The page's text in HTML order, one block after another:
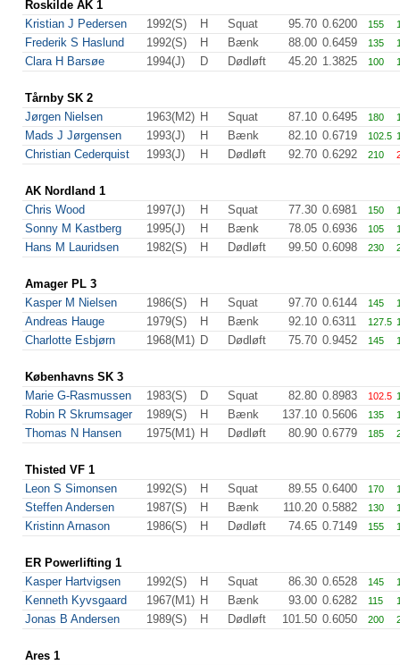
Roskilde AK 1
Kristian J Pedersen
1992(S) H Squat 95.70 0.6200 155
Frederik S Haslund 1992(S) H Bænk 88.00 0.6459 135
Clara H Barsøe 1994(J) D Dødløft 45.20 1.3825 100
Tårnby SK 2
Jørgen Nielsen
1963(M2) H Squat 87.10 0.6495 180
Mads J Jørgensen 1993(J) H Bænk 82.10 0.6719 102.5
Christian Cederquist 1993(J) H Dødløft 92.70 0.6292 210
AK Nordland 1
Chris Wood
1997(J) H Squat 77.30 0.6981 150
Sonny M Kastberg 1995(J) H Bænk 78.05 0.6936 105
Hans M Lauridsen 1982(S) H Dødløft 99.50 0.6098 230
Amager PL 3
Kasper M Nielsen
1986(S) H Squat 97.70 0.6144 145
Andreas Hauge 1979(S) H Bænk 92.10 0.6311 127.5
Charlotte Esbjørn 1968(M1) D Dødløft 75.70 0.9452 145
Københavns SK 3
Marie G-Rasmussen
1983(S) D Squat 82.80 0.8983 102.5
Robin R Skrumsager 1989(S) H Bænk 137.10 0.5606 135
Thomas N Hansen 1975(M1) H Dødløft 80.90 0.6779 185
Thisted VF 1
Leon S Simonsen
1992(S) H Squat 89.55 0.6400 170
Steffen Andersen 1987(S) H Bænk 110.20 0.5882 130
Kristinn Arnason 1986(S) H Dødløft 74.65 0.7149 155
ER Powerlifting 1
Kasper Hartvigsen
1992(S) H Squat 86.30 0.6528 145
Kenneth Kyvsgaard 1967(M1) H Bænk 93.00 0.6282 115
Jonas B Andersen 1989(S) H Dødløft 101.50 0.6050 200
Ares 1